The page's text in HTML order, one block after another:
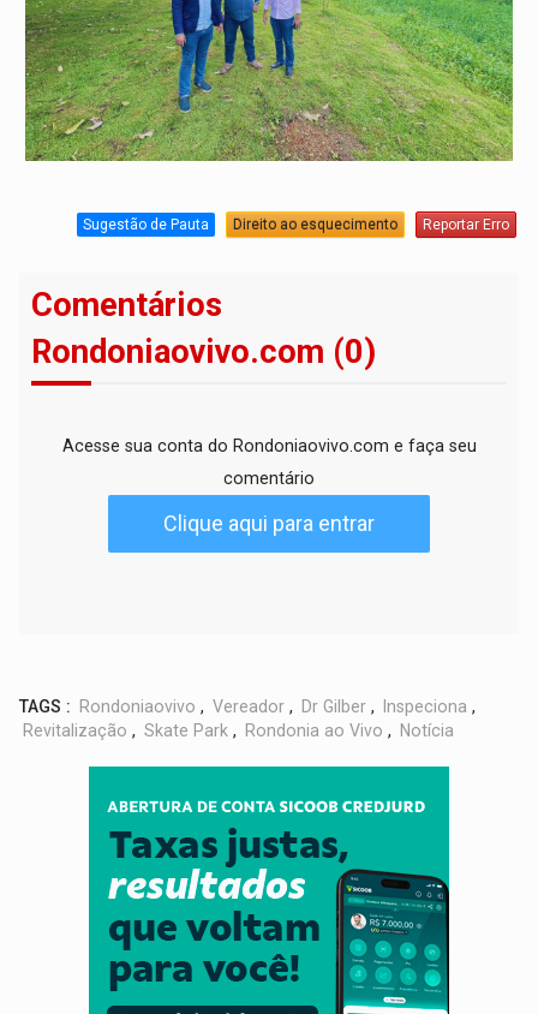
Sugestão de Pauta Direito ao esquecimento Reportar Erro
Comentários
Rondoniaovivo.com (0)
Acesse sua conta do Rondoniaovivo.com e faça seu
comentário
Clique aqui para entrar
TAGS : Rondoniaovivo , Vereador , Dr Gilber , Inspeciona ,
Revitalização , Skate Park , Rondonia ao Vivo , Notícia